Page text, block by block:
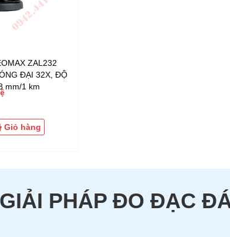
ZAL232
ĐẠI 32X, ĐỘ
mm/1 km
Giỏ hàng
PHÁP ĐO ĐẠC